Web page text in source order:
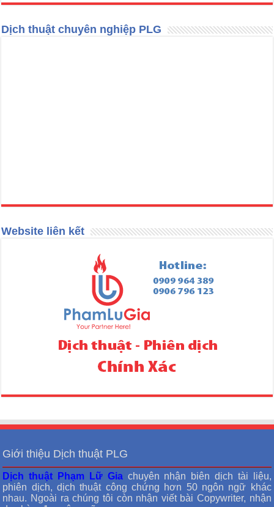
Dịch thuật chuyên nghiệp PLG
Website liên kết
Giới thiệu Dịch thuật PLG
Dịch thuật Phạm Lữ Giachuyên nhận biên dịch tài liệu,
phiên dịch, dịch thuật công chứng hơn 50 ngôn ngữ khác
nhau. Ngoài ra chúng tôi còn nhận viết bài Copywriter, nhận